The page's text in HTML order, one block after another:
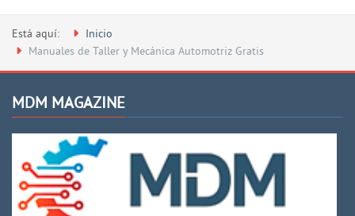
Está aquí:
Inicio
Manuales de Taller y Mecánica Automotriz Gratis
MDM MAGAZINE